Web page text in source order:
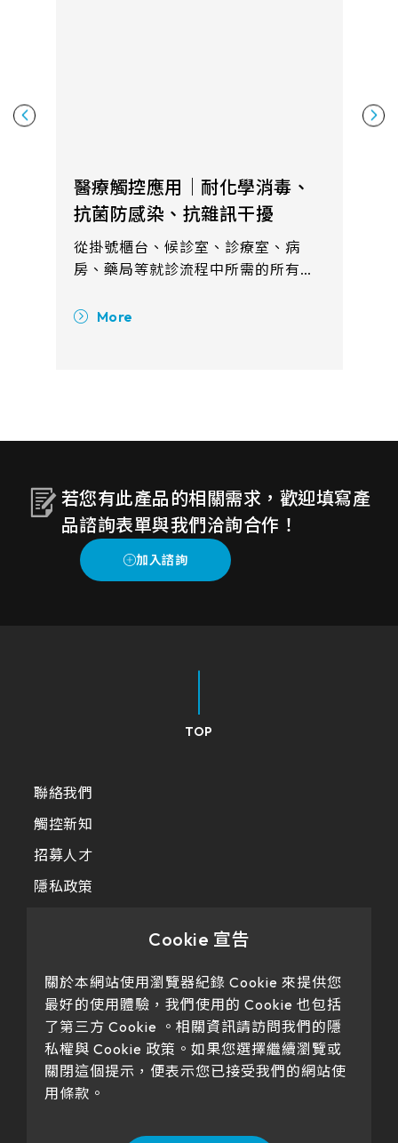
醫療觸控應用｜耐化學消毒、
抗菌防感染、抗雜訊干擾
從掛號櫃台、候診室、診療室、病
房、藥局等就診流程中所需的所有健
可見觸控產品的需求。整合觸控顯示
More
若您有此產品的相關需求，歡迎填寫產
品諮詢表單與我們洽詢合作！
TOP
聯絡我們
觸控新知
招募人才
隱私政策
Our products have passed certification
Cookie 宣告
關於本網站使用瀏覽器紀錄 Cookie 來提供您
最好的使用體驗，我們使用的 Cookie 也包括
了第三方 Cookie 。相關資訊請訪問我們的隱
私權與 Cookie 政策。如果您選擇繼續瀏覽或
關閉這個提示，便表示您已接受我們的網站使
用條款。